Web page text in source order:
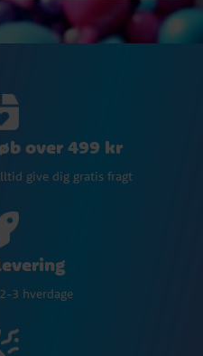
over 499 kr
give dig gratis fragt
3 hverdage